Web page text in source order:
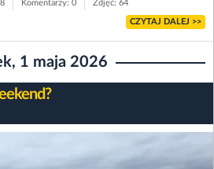
Komentarzy: 0 Zdjęć: 64
CZYTAJ DALEJ >>
1 maja 2026